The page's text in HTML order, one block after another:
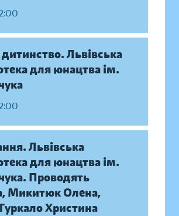
Львівська
для юнацтва ім.
Львівська
для юнацтва ім.
Проводять
Микитюк Олена,
Христина